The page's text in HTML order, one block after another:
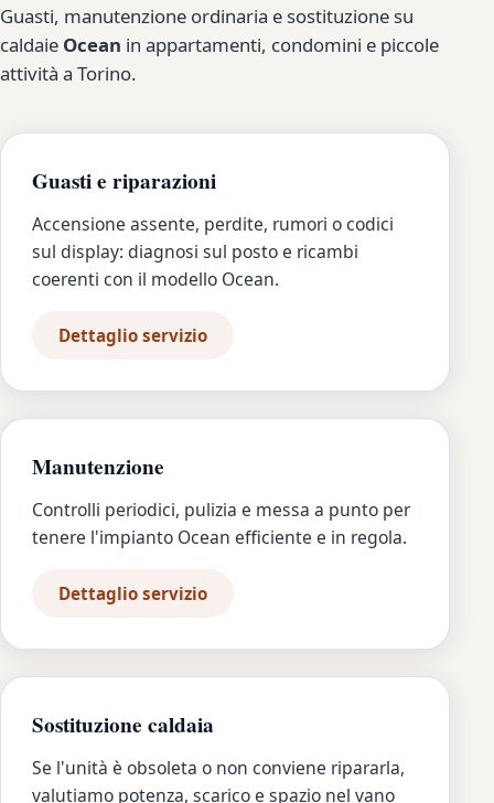
Guasti, manutenzione ordinaria e sostituzione su
caldaie Ocean in appartamenti, condomini e piccole
attività a Torino.
Guasti e riparazioni
Accensione assente, perdite, rumori o codici
sul display: diagnosi sul posto e ricambi
coerenti con il modello Ocean.
Dettaglio servizio
Manutenzione
Controlli periodici, pulizia e messa a punto per
tenere l'impianto Ocean efficiente e in regola.
Dettaglio servizio
Sostituzione caldaia
Se l'unità è obsoleta o non conviene ripararla,
valutiamo potenza, scarico e spazio nel vano